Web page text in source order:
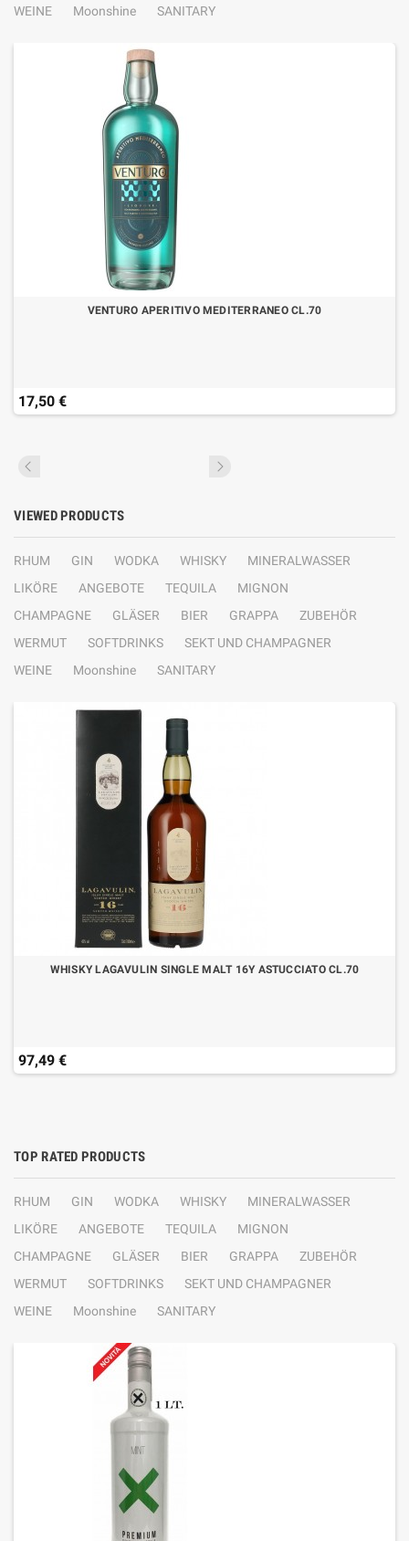
WEINE
Moonshine SANITARY
VENTURO APERITIVO MEDITERRANEO CL.70
17,50 €
VIEWED PRODUCTS
RHUM GIN WODKA WHISKY
MINERALWASSER
LIKÖRE
ANGEBOTE TEQUILA
MIGNON
CHAMPAGNE
GLÄSER BIER GRAPPA
ZUBEHÖR
WERMUT
SOFTDRINKS
SEKT UND CHAMPAGNER
WEINE
Moonshine SANITARY
WHISKY LAGAVULIN SINGLE MALT 16Y ASTUCCIATO CL.70
97,49 €
TOP RATED PRODUCTS
RHUM GIN WODKA WHISKY
MINERALWASSER
LIKÖRE
ANGEBOTE TEQUILA
MIGNON
CHAMPAGNE
GLÄSER BIER GRAPPA
ZUBEHÖR
WERMUT
SOFTDRINKS
SEKT UND CHAMPAGNER
WEINE
Moonshine SANITARY